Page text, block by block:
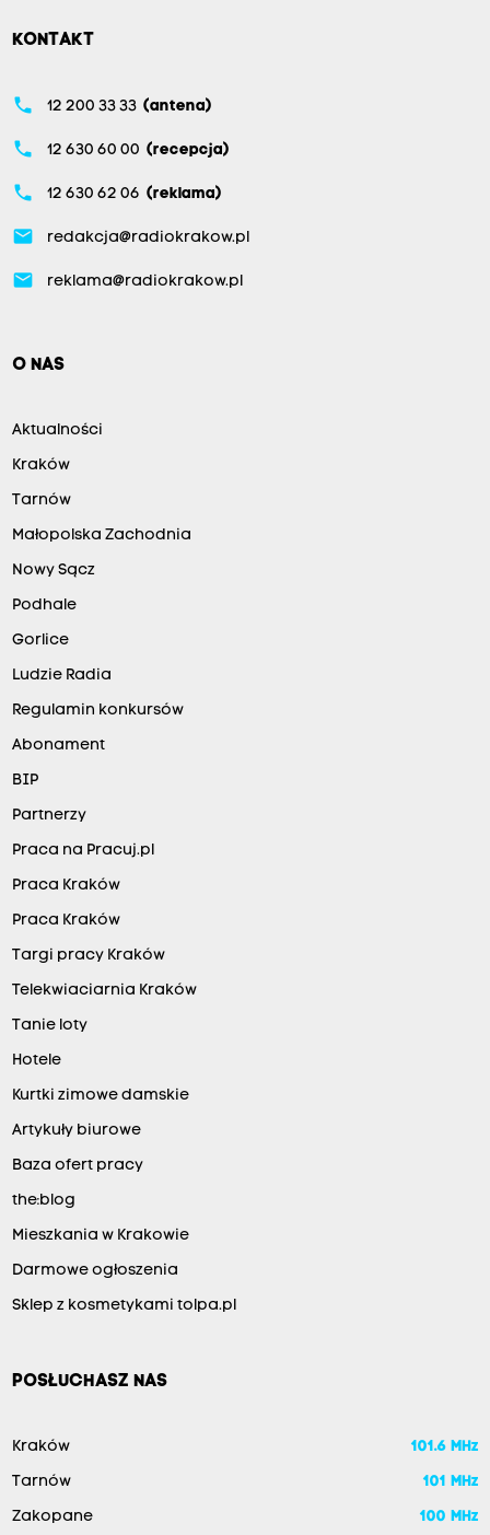
KONTAKT
phone 12 200 33 33 (antena)
phone 12 630 60 00 (recepcja)
phone 12 630 62 06 (reklama)
email redakcja@radiokrakow.pl
email reklama@radiokrakow.pl
O NAS
Aktualności
Kraków
Tarnów
Małopolska Zachodnia
Nowy Sącz
Podhale
Gorlice
Ludzie Radia
Regulamin konkursów
Abonament
BIP
Partnerzy
Praca na Pracuj.pl
Praca Kraków
Praca Kraków
Targi pracy Kraków
Telekwiaciarnia Kraków
Tanie loty
Hotele
Kurtki zimowe damskie
Artykuły biurowe
Baza ofert pracy
the:blog
Mieszkania w Krakowie
Darmowe ogłoszenia
Sklep z kosmetykami tolpa.pl
POSŁUCHASZ NAS
Kraków 101.6 MHz
Tarnów 101 MHz
Zakopane 100 MHz